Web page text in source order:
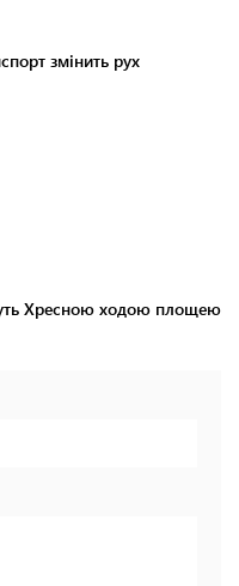
змінить рух
Хресною ходою площею